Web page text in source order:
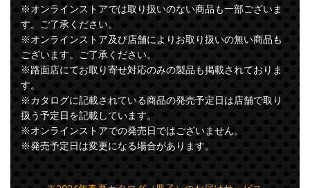
※オンラインストアでは取り扱いのない商品も一部ございま
す。ご了承ください。
※オンラインストア及び店舗によりお取り扱いの無い商品も
ございます。ご了承ください。
※路面店にてお取り寄せ対応のみの製品も掲載されておりま
す。
※カタログに記載されている商品の発売予定日は店舗で取り
扱う予定日を記載しています。
※オンラインストアでの発売日ではございません。
※発売予定日は変更になる場合があります。